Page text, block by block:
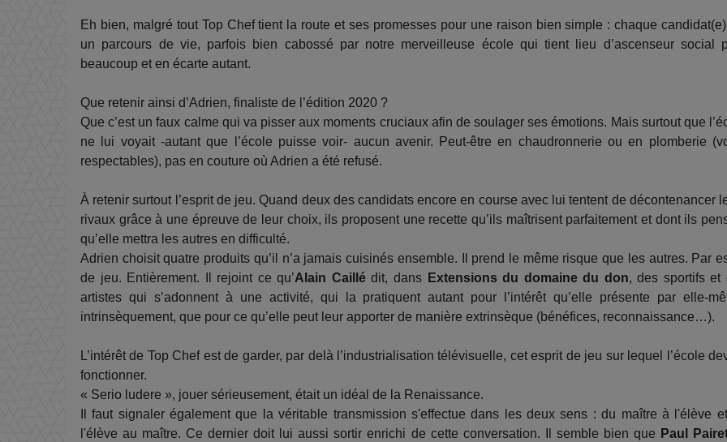
Eh bien, malgré tout Top Chef tient la route et ses promesses pour une raison bien simple : chaque
un parcours de vie, parfois bien cabossé par notre merveilleuse école qui tient lieu d’ascenseur social
beaucoup et en écarte autant.
Que retenir ainsi d’Adrien, finaliste de l’édition 2020 ?
Que c’est un faux calme qui va pisser aux moments cruciaux afin de soulager ses émotions. Mais surtout que
ne lui voyait -autant que l’école puisse voir- aucun avenir. Peut-être en chaudronnerie ou en plomberie
respectables), pas en couture où Adrien a été refusé.
À retenir surtout l’esprit de jeu. Quand deux des candidats encore en course avec lui tentent de décontenancer
rivaux grâce à une épreuve de leur choix, ils proposent une recette qu’ils maîtrisent parfaitement et dont ils
qu’elle mettra les autres en difficulté.
Adrien choisit quatre produits qu’il n’a jamais cuisinés ensemble. Il prend le même risque que les autres. Par
de jeu. Entièrement. Il rejoint ce qu’Alain Caillédit, dans Extensions du domaine du don, des sportifs et
artistes qui s’adonnent à une activité, qui la pratiquent autant pour l’intérêt qu’elle présente par elle-
intrinsèquement, que pour ce qu’elle peut leur apporter de manière extrinsèque (bénéfices, reconnaissance…).
L’intérêt de Top Chef est de garder, par delà l’industrialisation télévisuelle, cet esprit de jeu sur lequel l’école
fonctionner.
« Serio ludere », jouer sérieusement, était un idéal de la Renaissance.
Il faut signaler également que la véritable transmission s'effectue dans les deux sens : du maître à l'élève
l'élève au maître. Ce dernier doit lui aussi sortir enrichi de cette conversation. Il semble bien que Paul